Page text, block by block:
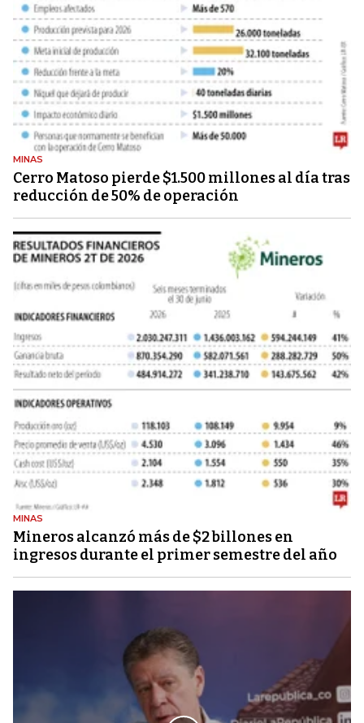
MINAS
Cerro Matoso pierde $1.500 millones al día tras
reducción de 50% de operación
MINAS
Mineros alcanzó más de $2 billones en
ingresos durante el primer semestre del año